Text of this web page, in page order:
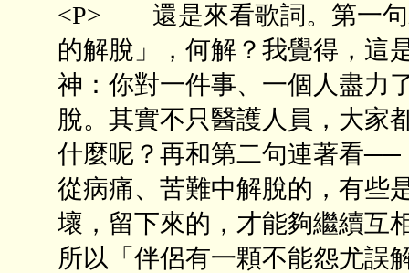
<P> 還是來看歌詞。第一句
的解脫」，何解？我覺得，這
神：你對一件事、一個人盡力
脫。其實不只醫護人員，大家
什麼呢？再和第二句連著看
從病痛、苦難中解脫的，有些
壞，留下來的，才能夠繼續互
所以「伴侶有一顆不能怨尤誤